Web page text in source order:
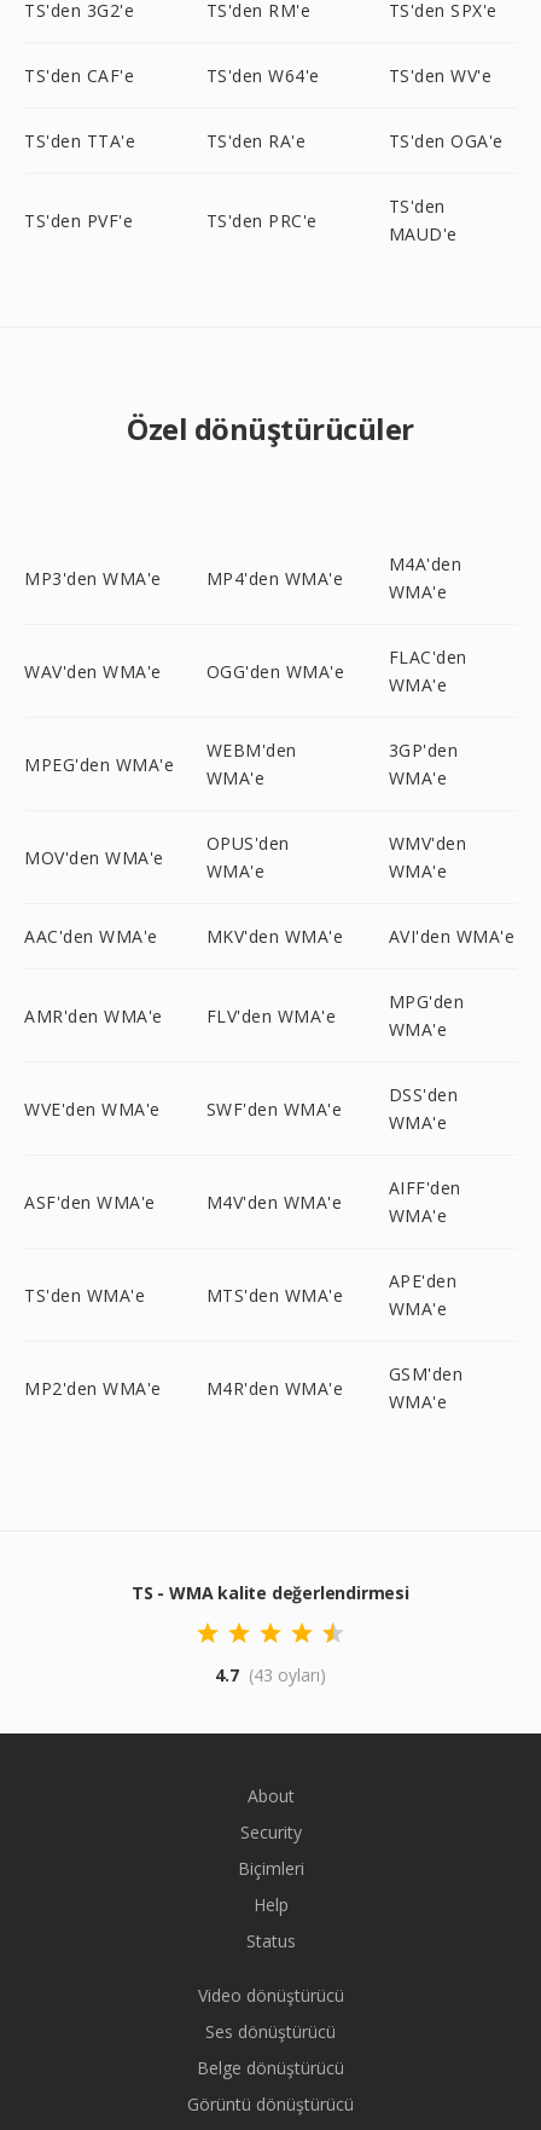
TS'den 3G2'e TS'den RM'e TS'den SPX'e
TS'den CAF'e TS'den W64'e TS'den WV'e
TS'den TTA'e TS'den RA'e TS'den OGA'e
TS'den PVF'e TS'den PRC'e
TS'den
MAUD'e
Özel dönüştürücüler
MP3'den WMA'e MP4'den WMA'e
M4A'den
WMA'e
WAV'den WMA'e OGG'den WMA'e
FLAC'den
WMA'e
MPEG'den WMA'e
WEBM'den
WMA'e
3GP'den
WMA'e
MOV'den WMA'e
OPUS'den
WMA'e
WMV'den
WMA'e
AAC'den WMA'e MKV'den WMA'e AVI'den WMA'e
AMR'den WMA'e FLV'den WMA'e
MPG'den
WMA'e
WVE'den WMA'e SWF'den WMA'e
DSS'den
WMA'e
ASF'den WMA'e M4V'den WMA'e
AIFF'den
WMA'e
TS'den WMA'e MTS'den WMA'e
APE'den
WMA'e
MP2'den WMA'e M4R'den WMA'e
GSM'den
WMA'e
TS - WMA kalite değerlendirmesi
4.7 (43 oyları)
About
Security
Biçimleri
Help
Status
Video dönüştürücü
Ses dönüştürücü
Belge dönüştürücü
Görüntü dönüştürücü